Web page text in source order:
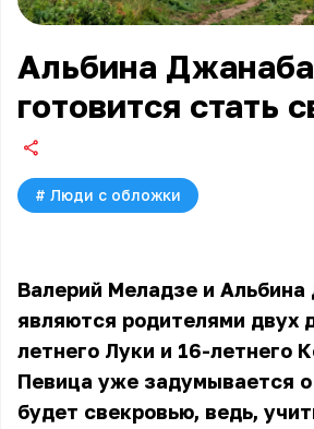
Альбина
готовится стать
# Люди с обложки
Валерий Меладзе и
являются родителями двух
летнего Луки и 16-летнего
Певица уже задумывается
будет свекровью, ведь,